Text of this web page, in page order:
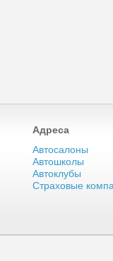
Адреса
Автосалоны
Автошколы
Автоклубы
Страховые